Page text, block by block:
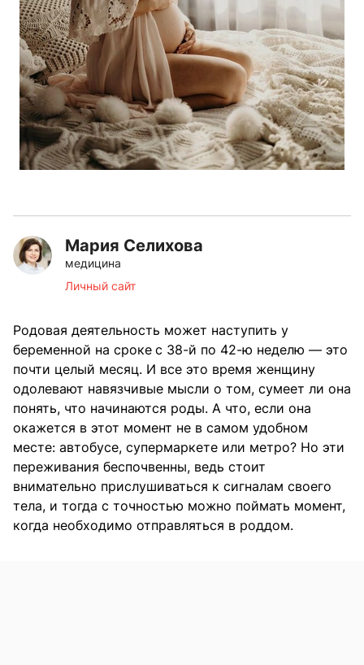
Мария Селихова
медицина
Личный сайт
Родовая деятельность может наступить у
беременной на сроке с 38-й по 42-ю неделю — это
почти целый месяц. И все это время женщину
одолевают навязчивые мысли о том, сумеет ли она
понять, что начинаются роды. А что, если она
окажется в этот момент не в самом удобном
месте: автобусе, супермаркете или метро? Но эти
переживания беспочвенны, ведь стоит
внимательно прислушиваться к сигналам своего
тела, и тогда с точностью можно поймать момент,
когда необходимо отправляться в роддом.